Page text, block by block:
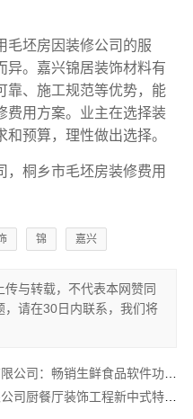
毛坯房因装修公司的服
异。嘉兴锦居装饰材料有
靠、施工规范等优势，能
费用方案。业主在选择装
预算，理性做出选择。
，桐乡市毛坯房装修费用
锦 嘉兴
与转载，不代表本网赞同
请在30日内联系，我们将
：畅销生鲜食品软件功能大揭秘
厨餐厅装饰工程新中式特色解读